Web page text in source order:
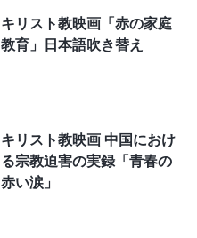
キリスト教映画「赤の家庭
教育」日本語吹き替え
キリスト教映画 中国におけ
る宗教迫害の実録「青春の
赤い涙」